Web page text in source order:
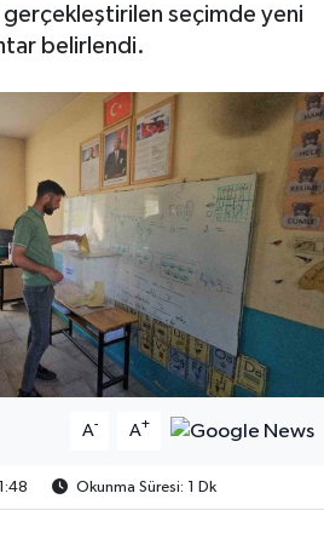
gerçekleştirilen seçimde yeni
belirlendi.
A- A+
Okunma Süresi: 1 Dk